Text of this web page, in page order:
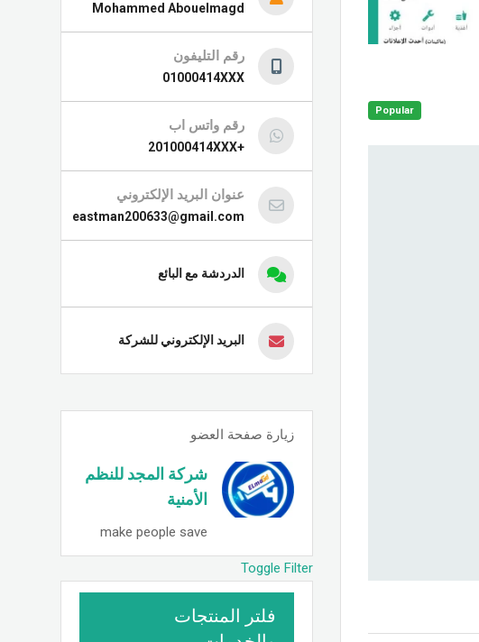
Popular
Mohammed Abouelmagd
رقم التليفون
01000414XXX
رقم واتس اب
+201000414XXX
عنوان البريد الإلكتروني
eastman200633@gmail.com
الدردشة مع البائع
البريد الإلكتروني للشركة
زيارة صفحة العضو
شركة المجد للنظم
الأمنية
make people save
Toggle Filter
فلتر المنتجات